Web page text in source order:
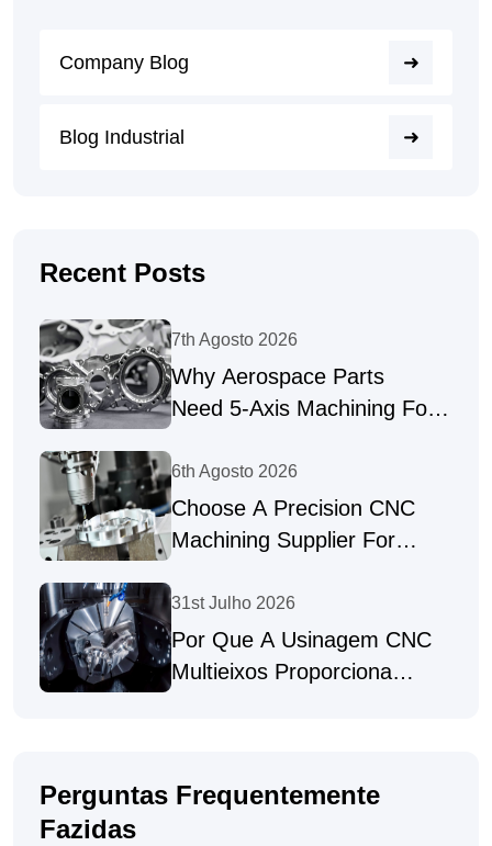
Company Blog
Blog Industrial
Recent Posts
7th Agosto 2026
Why Aerospace Parts
Need 5-Axis Machining For
6th Agosto 2026
Choose A Precision CNC
Machining Supplier For
31st Julho 2026
Por Que A Usinagem CNC
Multieixos Proporciona
Perguntas Frequentemente
Fazidas